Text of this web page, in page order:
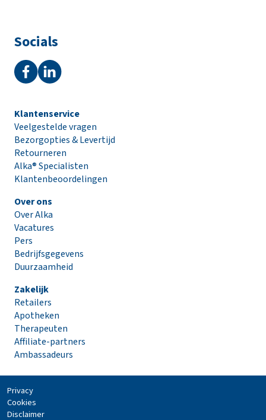
Socials
Klantenservice
Veelgestelde vragen
Bezorgopties & Levertijd
Retourneren
Alka® Specialisten
Klantenbeoordelingen
Over ons
Over Alka
Vacatures
Pers
Bedrijfsgegevens
Duurzaamheid
Zakelijk
Retailers
Apotheken
Therapeuten
Affiliate-partners
Ambassadeurs
Privacy
Cookies
Disclaimer